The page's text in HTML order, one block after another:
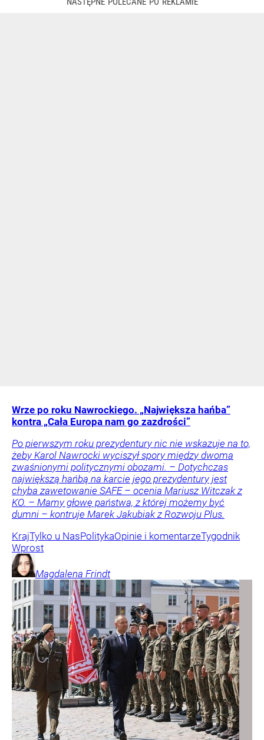
Wrze po roku Nawrockiego. „Największa hańba”
kontra „Cała Europa nam go zazdrości”
Po pierwszym roku prezydentury nic nie wskazuje na to,
żeby Karol Nawrocki wyciszył spory między dwoma
zwaśnionymi politycznymi obozami. – Dotychczas
największą hańbą na karcie jego prezydentury jest
chyba zawetowanie SAFE – ocenia Mariusz Witczak z
KO. – Mamy głowę państwa, z której możemy być
dumni – kontruje Marek Jakubiak z Rozwoju Plus.
KrajTylko u NasPolitykaOpinie i komentarzeTygodnik
Wprost
Magdalena Frindt